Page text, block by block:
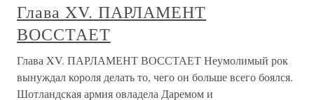
Глава XV. ПАРЛАМЕНТ
ВОССТАЕТ
Глава XV. ПАРЛАМЕНТ ВОССТАЕТ Неумолимый рок
вынуждал короля делать то, чего он больше всего боялся.
Шотландская армия овладела Даремом и